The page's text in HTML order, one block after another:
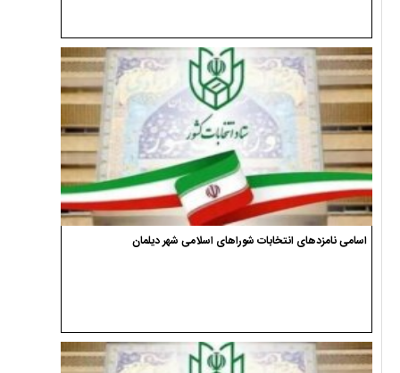
اسامی نامزدهای انتخابات شوراهای اسلامی شهر دیلمان